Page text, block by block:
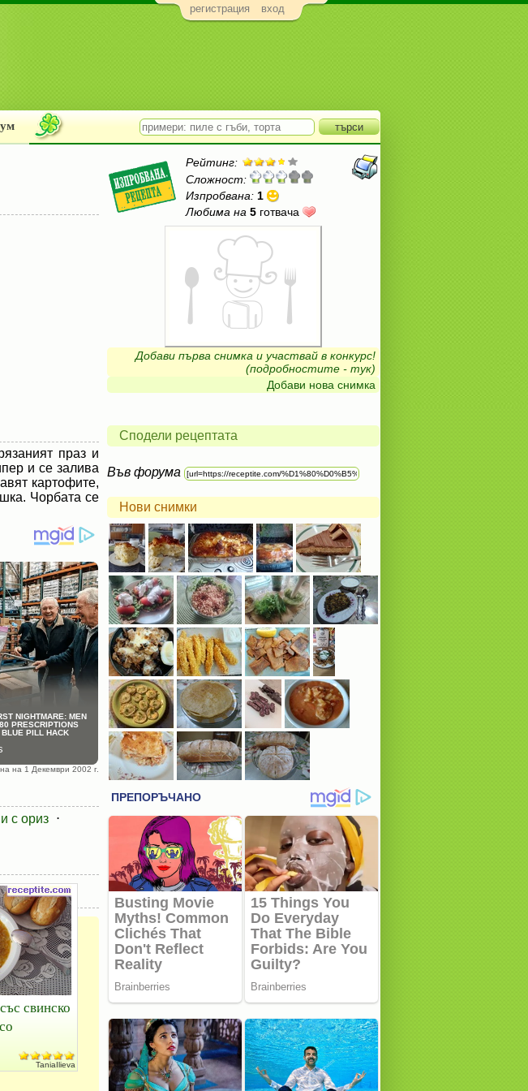
регистрация вход
Рейтинг:
Сложност:
Изпробвана: 1
Любима на 5 готвача
Добави първа снимка и участвай в конкурс!
(подробностите - тук)
Добави нова снимка
праз и
и се залива
картофите,
Чорбата се
на 1 Декември 2002 г.
с ориз ⋅
свинско
TaniaIlieva
Сподели рецептата
Във форума
Нови снимки